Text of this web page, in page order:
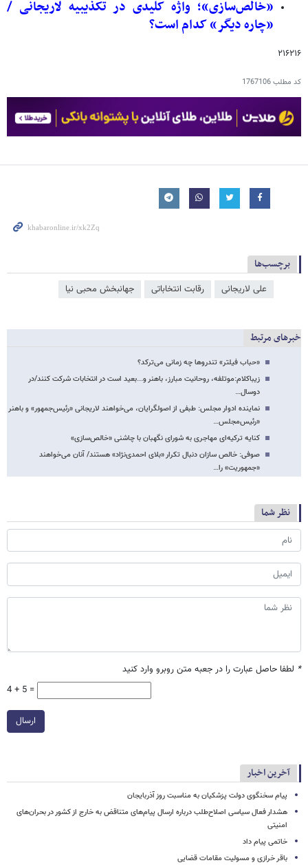
«خالص‌سازی»؛ واژه کلیدی در تکذیبیه لاریجانی /
«چاره دیگر» کدام است؟
۲۱۶۲۱۶
کد مطلب1767106
برچسب‌ها
علی لاریجانی رقابت انتخاباتی جهانبخش محبی‌ نیا
خبرهای مرتبط
«حباب فیلتر» تندروها چه زمانی می‌ترکد؟
زیباکلام:موتلفه، روحانیت مبارز، باهنر و...بعید است در انتخابات شرکت کنند/در
دوسال…
نماینده ادوار مجلس: طبفی از اصولگرایان، می‌خواهند لاریجانی «رئیس‌جمهور» و باهنر
«رئیس‌مجلس…
کنایه ترکیه‌ای مهاجری به شورای نگهبان با چاشنی «خالص‌سازی»
صوفی: خالص سازان دنبال تکرار «بلای احمدی‌نژاد» هستند/ آنان می‌خواهند
«جمهوریت» را…
نظر شما
* لطفا حاصل عبارت را در جعبه متن روبرو وارد کنید
4 + 5 =
ارسال
آخرین اخبار
پیام سخنگوی دولت پزشکیان به مناسبت روز آذربایجان
هشدار فعال سیاسی اصلاح‌طلب درباره ارسال پیام‌های متناقض به خارج از کشور در بحران‌های
امنیتی
خاتمی پیام داد
باقر خرازی و مسولیت مقامات قضایی